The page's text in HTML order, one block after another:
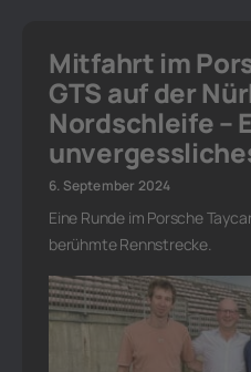
Mitfahrt im
GTS auf der
Nordschleife –
6. September 2024
Eine Runde im Porsche
berühmte Rennstrecke.